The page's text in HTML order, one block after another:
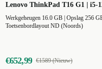
Lenovo ThinkPad T16 G1 | i5-
Opslag 256
Toetsenbordlayout ND (Noords)
€652,99 €1589 (Nieuw)